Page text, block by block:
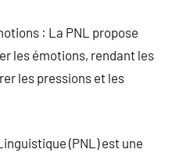
: La PNL propose
les émotions, rendant les
les pressions et les
(PNL) est une